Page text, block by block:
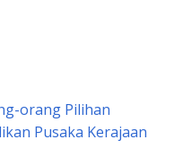
orang Pilihan
Pusaka Kerajaan